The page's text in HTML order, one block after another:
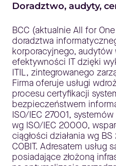
Doradztwo, audyty,
BCC (aktualnie All for
doradztwa
korporacyjnego,
efektywności IT dzięki
ITIL, zintegrowanego
Firma oferuje usługi
procesu certyfikacji
bezpieczeństwem
ISO/IEC 27001,
wg ISO/IEC 20000,
ciągłości działania wg
COBIT. Adresatem usług
posiadające złożoną